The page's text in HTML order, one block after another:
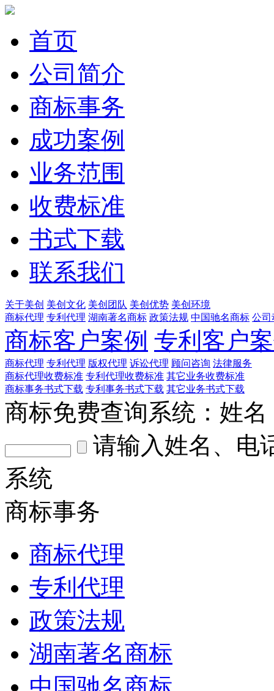
首页
公司简介
商标事务
成功案例
业务范围
收费标准
书式下载
联系我们
关于美创 美创文化 美创团队 美创优势 美创环境
商标代理 专利代理 湖南著名商标 政策法规 中国驰名商标 公司
商标客户案例 专利客户
商标代理 专利代理 版权代理 诉讼代理 顾问咨询 法律服务
商标代理收费标准 专利代理收费标准 其它业务收费标准
商标事务书式下载 专利事务书式下载 其它业务书式下载
商标免费查询系统： 姓名
请输入姓名、电
系统
商标事务
商标代理
专利代理
政策法规
湖南著名商标